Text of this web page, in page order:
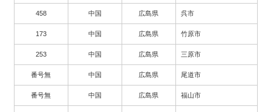
458 中国 広島県 呉市
173 中国 広島県 竹原市
253 中国 広島県 三原市
番号無 中国 広島県 尾道市
番号無 中国 広島県 福山市